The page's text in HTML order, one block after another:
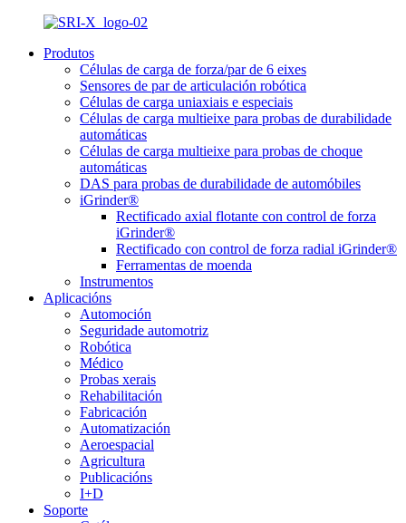
Produtos
Células de carga de forza/par de 6 eixes
Sensores de par de articulación robótica
Células de carga uniaxiais e especiais
Células de carga multieixe para probas de durabilidade
automáticas
Células de carga multieixe para probas de choque
automáticas
DAS para probas de durabilidade de automóbiles
iGrinder®
Rectificado axial flotante con control de forza
iGrinder®
Rectificado con control de forza radial iGrinder®
Ferramentas de moenda
Instrumentos
Aplicacións
Automoción
Seguridade automotriz
Robótica
Médico
Probas xerais
Rehabilitación
Fabricación
Automatización
Aeroespacial
Agricultura
Publicacións
I+D
Soporte